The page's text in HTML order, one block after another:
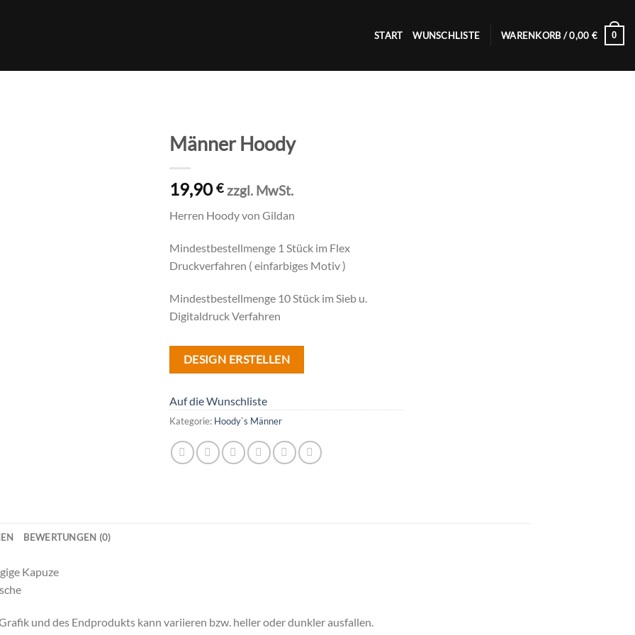
START WUNSCHLISTE WARENKORB /0,00 € 0
Männer Hoody
19,90€ zzgl. MwSt.
Herren Hoody von Gildan
Mindestbestellmenge 1 Stück im Flex
Druckverfahren ( einfarbiges Motiv )
Mindestbestellmenge 10 Stück im Sieb u.
Digitaldruck Verfahren
DESIGN ERSTELLEN
Auf die Wunschliste
Kategorie: Hoody`s Männer
BEWERTUNGEN (0)
Kapuze
und des Endprodukts kann variieren bzw. heller oder dunkler ausfallen.